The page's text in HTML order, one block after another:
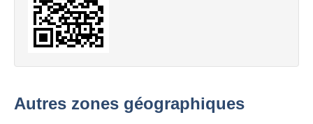
Autres zones géographiques